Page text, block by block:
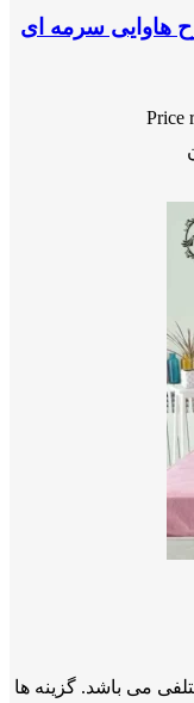
Price
می باشد. گزینه ها